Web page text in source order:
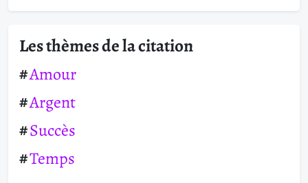
Les thèmes de la citation
Amour
Argent
Succès
Temps